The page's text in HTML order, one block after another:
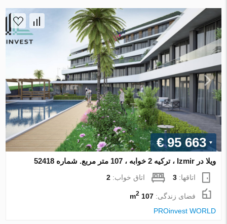
€ 95 663
ویلا در Izmir ، ترکیه 2 خوابه ، 107 متر مربع. شماره 52418
اتاقها:3 اتاق خواب:2
فضای زندگی:107 m
2
PROinvest WORLD